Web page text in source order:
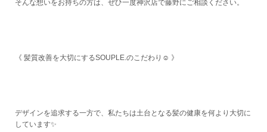
そんな想いをお持ちの方は、ぜひ一度神沢店で藤野にご相談ください。
《 髪質改善を大切にするSOUPLE.のこだわり☺️ 》
デザインを追求する一方で、私たちは土台となる髪の健康を何より大切に
しています✨